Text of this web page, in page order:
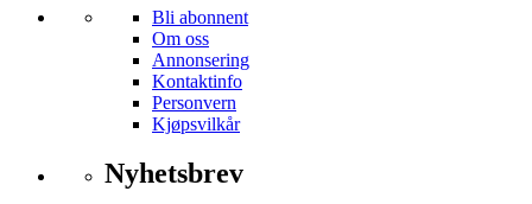
Bli abonnent
Om oss
Annonsering
Kontaktinfo
Personvern
Kjøpsvilkår
Nyhetsbrev